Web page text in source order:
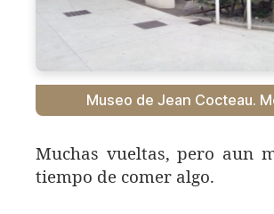
Museo de Jean Cocteau.
Muchas vueltas, pero aun
tiempo de comer algo.